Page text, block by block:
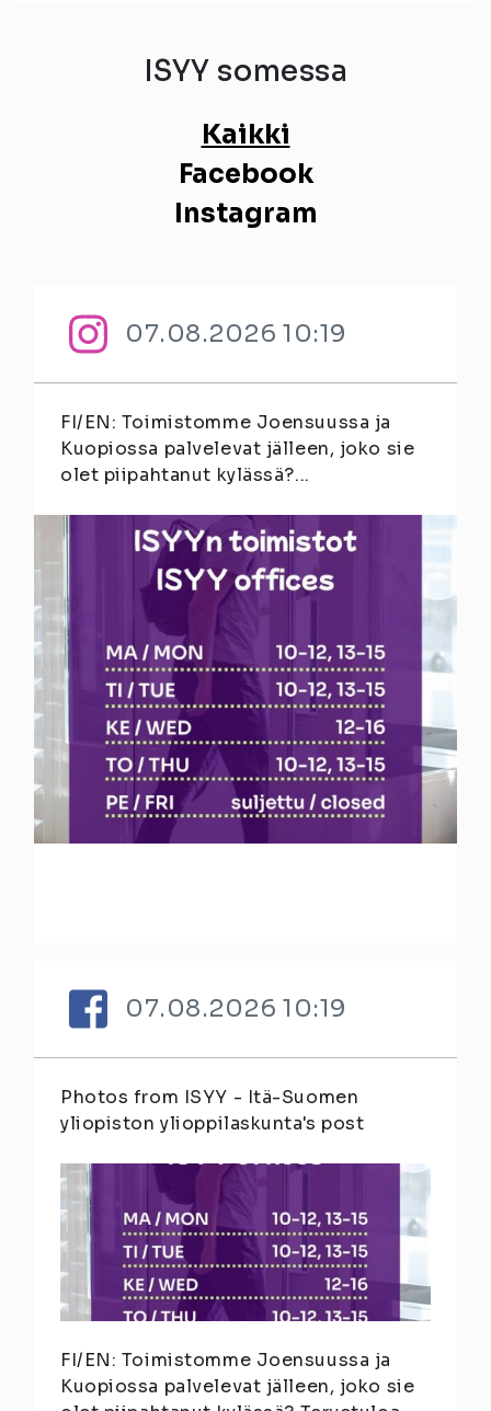
ISYY somessa
Kaikki
Facebook
Instagram
07.08.2026 10:19
FI/EN: Toimistomme Joensuussa ja
Kuopiossa palvelevat jälleen, joko sie
olet piipahtanut kylässä?...
07.08.2026 10:19
Photos from ISYY - Itä-Suomen
yliopiston ylioppilaskunta's post
FI/EN: Toimistomme Joensuussa ja
Kuopiossa palvelevat jälleen, joko sie